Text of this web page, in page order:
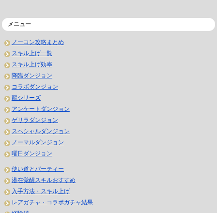
メニュー
ノーコン攻略まとめ
スキル上げ一覧
スキル上げ効率
降臨ダンジョン
コラボダンジョン
龍シリーズ
アンケートダンジョン
ゲリラダンジョン
スペシャルダンジョン
ノーマルダンジョン
曜日ダンジョン
使い道とパーティー
潜在覚醒スキルおすすめ
入手方法・スキル上げ
レアガチャ・コラボガチャ結果